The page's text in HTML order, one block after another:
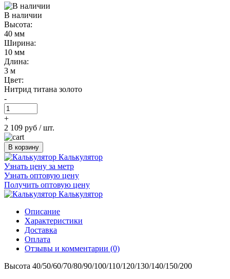
В наличии
Высота:
40 мм
Ширина:
10 мм
Длина:
3 м
Цвет:
Нитрид титана золото
-
+
2 109 руб / шт.
В корзину
Калькулятор
Узнать цену за метр
Узнать оптовую цену
Получить оптовую цену
Калькулятор
Описание
Характеристики
Доставка
Оплата
Отзывы и комментарии (0)
Высота 40/50/60/70/80/90/100/110/120/130/140/150/200